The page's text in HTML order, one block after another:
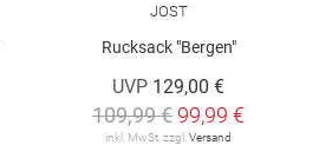
JOST
Rucksack "Bergen"
UVP 129,00 €
109,99 € 99,99 €
inkl. MwSt. zzgl. Versand